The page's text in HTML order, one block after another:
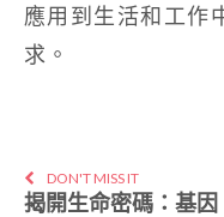
應用到生活和工作
求。
DON'T MISS IT
揭開生命密碼：基